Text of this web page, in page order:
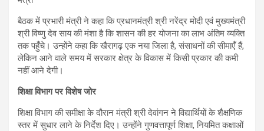
बैठक में प्रभारी मंत्री ने कहा कि प्रधानमंत्री श्री नरेंद्र मोदी एवं मुख्यमंत्री
श्री विष्णु देव साय की मंशा है कि शासन की हर योजना का लाभ अंतिम व्यक्ति
तक पहुँचे। उन्होंने कहा कि खैरागढ़ एक नया जिला है, संसाधनों की सीमाएँ हैं,
लेकिन आने वाले समय में सरकार क्षेत्र के विकास में किसी प्रकार की कमी
नहीं आने देगी।
शिक्षा विभाग पर विशेष जोर
शिक्षा विभाग की समीक्षा के दौरान मंत्री श्री देवांगन ने विद्यार्थियों के शैक्षणिक
स्तर में सुधार लाने के निर्देश दिए। उन्होंने गुणवत्तापूर्ण शिक्षा, नियमित कक्षाओं